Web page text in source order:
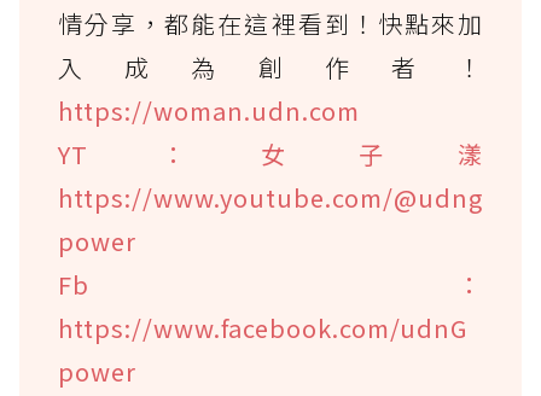
情分享，都能在這裡看到！快點來加
入成為創作者！
https://woman.udn.com
YT：女子漾
https://www.youtube.com/@udng
power
Fb：
https://www.facebook.com/udnG
power